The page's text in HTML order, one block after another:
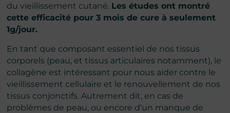
du vieillissement cutané. Les études ont montré
cette efficacité pour 3 mois de cure à seulement
1g/jour.
En tant que composant essentiel de nos tissus
corporels (peau, et tissus articulaires notamment), le
collagène est intéressant pour nous aider contre le
vieillissement cellulaire et le renouvellement de nos
tissus conjonctifs. Autrement dit, en cas de
problèmes de peau, ou encore d’un manque de